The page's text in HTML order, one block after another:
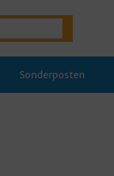
Sonderposten